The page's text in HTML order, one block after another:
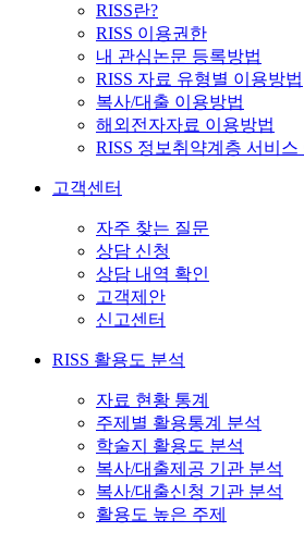
RISS란?
RISS 이용권한
내 관심논문 등록방법
RISS 자료 유형별 이용방법
복사/대출 이용방법
해외전자자료 이용방법
RISS 정보취약계층 서비스
고객센터
자주 찾는 질문
상담 신청
상담 내역 확인
고객제안
신고센터
RISS 활용도 분석
자료 현황 통계
주제별 활용통계 분석
학술지 활용도 분석
복사/대출제공 기관 분석
복사/대출신청 기관 분석
활용도 높은 주제